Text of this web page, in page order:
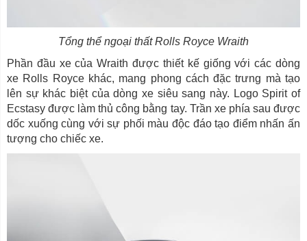
Tổng thể ngoại thất Rolls Royce Wraith
Phần đầu xe của Wraith được thiết kế giống với các dòng
xe Rolls Royce khác, mang phong cách đặc trưng mà tạo
lên sự khác biệt của dòng xe siêu sang này. Logo Spirit of
Ecstasy được làm thủ công bằng tay. Trần xe phía sau được
dốc xuống cùng với sự phối màu độc đáo tạo điểm nhấn ấn
tượng cho chiếc xe.